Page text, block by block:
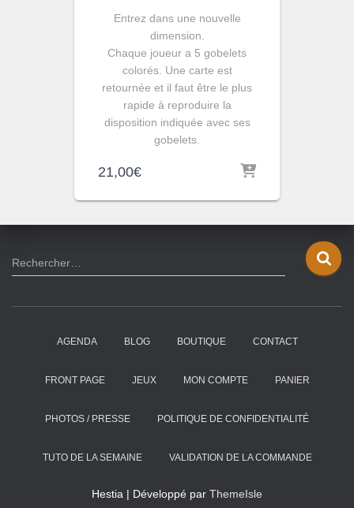
Entrez dans une nouvelle
dimension.
Chaque joueur a 5 gobelets
colorés. Une carte est
retournée et il faut être le plus
rapide à reproduire la
disposition indiquée avec ses
gobelets.
21,00€
R
e
h
Rechercher…
AGENDA BLOG BOUTIQUE CONTACT
FRONT PAGE JEUX MON COMPTE PANIER
PHOTOS / PRESSE POLITIQUE DE CONFIDENTIALITÉ
TUTO DE LA SEMAINE VALIDATION DE LA COMMANDE
Hestia | Développé par ThemeIsle